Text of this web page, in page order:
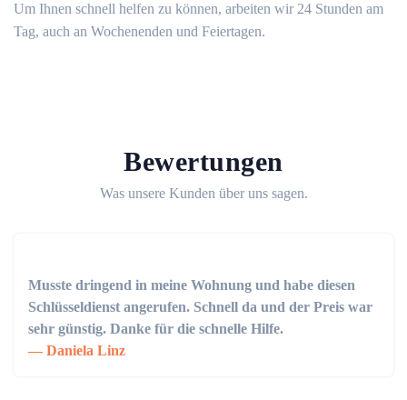
Um Ihnen schnell helfen zu können, arbeiten wir 24 Stunden am
Tag, auch an Wochenenden und Feiertagen.
Bewertungen
Was unsere Kunden über uns sagen.
Musste dringend in meine Wohnung und habe diesen
Schlüsseldienst angerufen. Schnell da und der Preis war
sehr günstig. Danke für die schnelle Hilfe.
Daniela Linz